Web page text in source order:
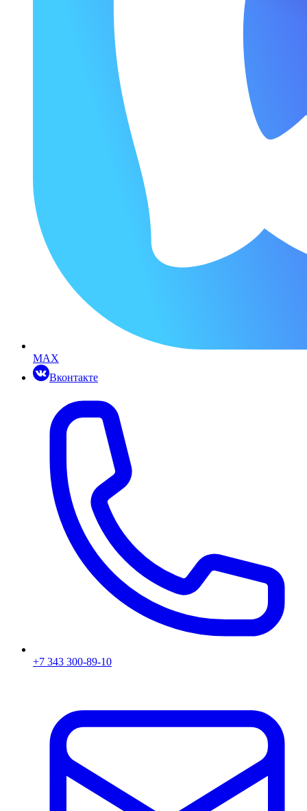
MAX
Вконтакте
+7 343 300-89-10